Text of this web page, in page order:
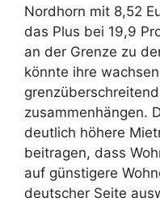
Nordhorn mit 8,52
das Plus bei 19,9
an der Grenze zu
könnte ihre
zusammenhängen.
deutlich höhere
beitragen, dass
auf günstigere
deutscher Seite